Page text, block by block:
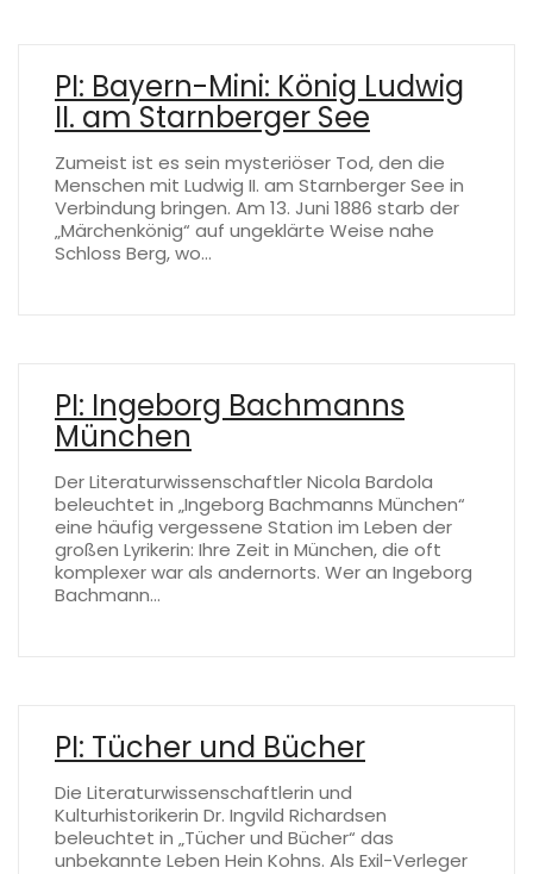
PI: Bayern-Mini: König Ludwig
II. am Starnberger See
Zumeist ist es sein mysteriöser Tod, den die
Menschen mit Ludwig II. am Starnberger See in
Verbindung bringen. Am 13. Juni 1886 starb der
„Märchenkönig“ auf ungeklärte Weise nahe
Schloss Berg, wo…
PI: Ingeborg Bachmanns
München
Der Literaturwissenschaftler Nicola Bardola
beleuchtet in „Ingeborg Bachmanns München“
eine häufig vergessene Station im Leben der
großen Lyrikerin: Ihre Zeit in München, die oft
komplexer war als andernorts. Wer an Ingeborg
Bachmann…
PI: Tücher und Bücher
Die Literaturwissenschaftlerin und
Kulturhistorikerin Dr. Ingvild Richardsen
beleuchtet in „Tücher und Bücher“ das
unbekannte Leben Hein Kohns. Als Exil-Verleger